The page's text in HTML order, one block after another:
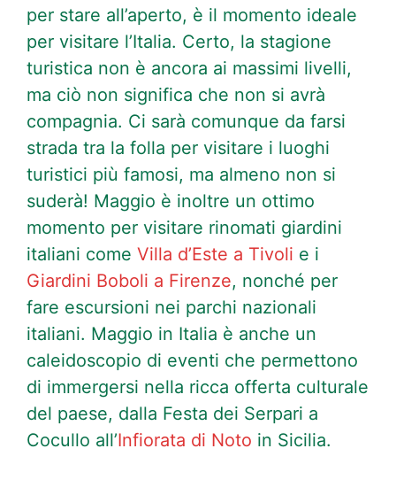
per stare all’aperto, è il momento ideale
per visitare l’Italia. Certo, la stagione
turistica non è ancora ai massimi livelli,
ma ciò non significa che non si avrà
compagnia. Ci sarà comunque da farsi
strada tra la folla per visitare i luoghi
turistici più famosi, ma almeno non si
suderà! Maggio è inoltre un ottimo
momento per visitare rinomati giardini
italiani come Villa d’Este a Tivoli e i
Giardini Boboli a Firenze, nonché per
fare escursioni nei parchi nazionali
italiani. Maggio in Italia è anche un
caleidoscopio di eventi che permettono
di immergersi nella ricca offerta culturale
del paese, dalla Festa dei Serpari a
Cocullo all’Infiorata di Noto in Sicilia.